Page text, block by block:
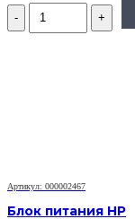
Количество
Блок
Артикул: 000002467
Блок питания HP